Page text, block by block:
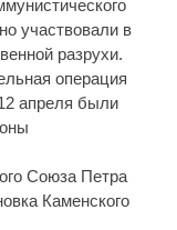
участвовали в
разрухи.
операция
апреля были
Союза Петра
Каменского